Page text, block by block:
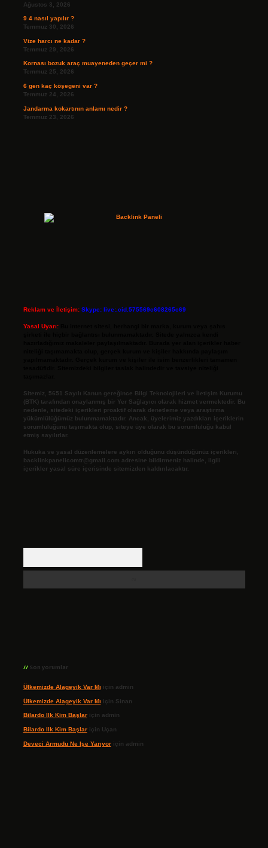
Ağustos 3, 2026
9 4 nasıl yapılır ?
Temmuz 30, 2026
Vize harcı ne kadar ?
Temmuz 29, 2026
Kornası bozuk araç muayeneden geçer mi ?
Temmuz 25, 2026
6 gen kaç köşegeni var ?
Temmuz 24, 2026
Jandarma kokartının anlamı nedir ?
Temmuz 23, 2026
Reklam ve İletişim: Skype: live:.cid.575569c608265c69
Yasal Uyarı:
Sitemiz, 5651 Sayılı Kanun gereğince Bilgi Teknolojileri ve İletişim Kurumu
(BTK) tarafından onaylanmış bir Yer Sağlayıcı olarak hizmet vermektedir. Bu
nedenle, sitedeki içerikleri proaktif olarak denetleme veya araştırma
yükümlülüğümüz bulunmamaktadır. Ancak, üyelerimiz yazdıkları içeriklerin
sorumluluğunu taşımakta olup, siteye üye olarak bu sorumluluğu kabul
etmiş sayılırlar.
Hukuka ve yasal düzenlemelere aykırı olduğunu düşündüğünüz içerikleri,
backlinkpanelicomtr@gmail.com adresine bildirmeniz halinde, ilgili
içerikler yasal süre içerisinde sitemizden kaldırılacaktır.
Son yorumlar
Ülkemizde Alageyik Var Mı için admin
Ülkemizde Alageyik Var Mı için Sinan
Bilardo Ilk Kim Başlariçin admin
Bilardo Ilk Kim Başlariçin Uçan
Deveci Armudu Ne Işe Yarıyoriçin admin